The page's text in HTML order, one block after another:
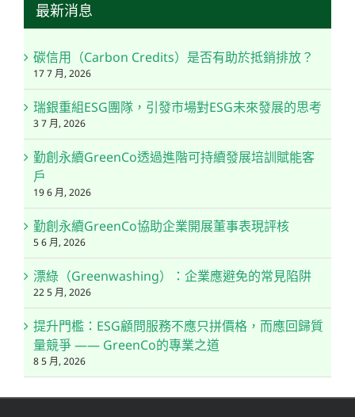
最新消息
碳信用（Carbon Credits）是否有助於抵銷排放？
17 7 月, 2026
瑞銀重組ESG團隊，引發市場對ESG未來發展的思考
3 7 月, 2026
勤創永續GreenCo透過進階可持續發展培訓賦能客
戶
19 6 月, 2026
勤創永續GreenCo協助企業開展董事表現評核
5 6 月, 2026
漂綠（Greenwashing）：企業應避免的常見陷阱
22 5 月, 2026
提升門檻：ESG顧問服務不應只拼價格，而應回歸質
量競爭 —— GreenCo的專業之道
8 5 月, 2026